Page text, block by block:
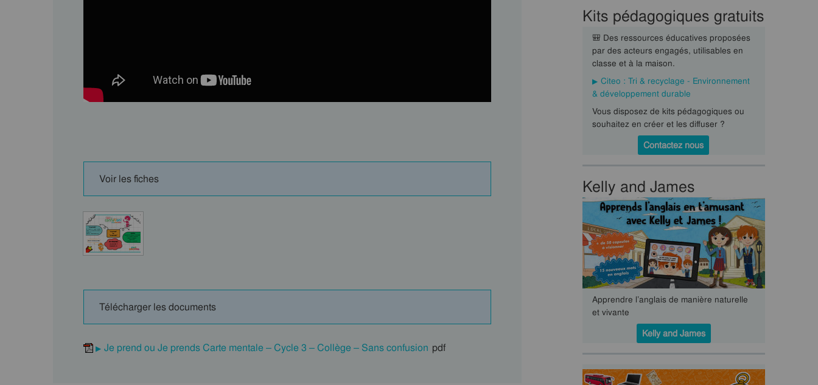
Voir les fiches
Télécharger les documents
Je prend ou Je prends Carte mentale – Cycle 3 – Collège – Sans confusion pdf
Kits pédagogiques gratuits
🎒 Des ressources éducatives proposées
par des acteurs engagés, utilisables en
classe et à la maison.
Citeo : Tri & recyclage - Environnement
& développement durable
Vous disposez de kits pédagogiques ou
souhaitez en créer et les diffuser ?
Contactez nous
Kelly and James
Apprendre l’anglais de manière naturelle
et vivante
Kelly and James